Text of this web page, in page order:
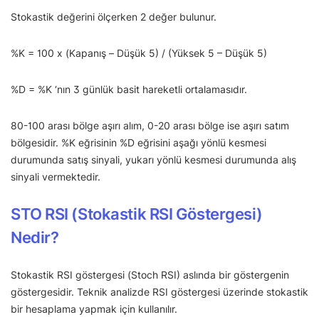
Stokastik değerini ölçerken 2 değer bulunur.
%K = 100 x (Kapanış – Düşük 5) / (Yüksek 5 – Düşük 5)
%D = %K ‘nın 3 günlük basit hareketli ortalamasıdır.
80-100 arası bölge aşırı alım, 0-20 arası bölge ise aşırı satım
bölgesidir. %K eğrisinin %D eğrisini aşağı yönlü kesmesi
durumunda satış sinyali, yukarı yönlü kesmesi durumunda alış
sinyali vermektedir.
STO RSI (Stokastik RSI Göstergesi)
Nedir?
Stokastik RSI göstergesi (Stoch RSI) aslında bir göstergenin
göstergesidir. Teknik analizde RSI göstergesi üzerinde stokastik
bir hesaplama yapmak için kullanılır.